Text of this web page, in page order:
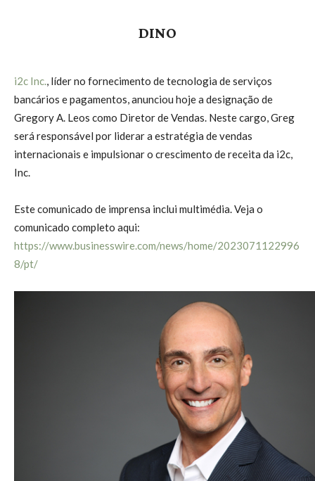
DINO
i2c Inc., líder no fornecimento de tecnologia de serviços
bancários e pagamentos, anunciou hoje a designação de
Gregory A. Leos como Diretor de Vendas. Neste cargo, Greg
será responsável por liderar a estratégia de vendas
internacionais e impulsionar o crescimento de receita da i2c,
Inc.
Este comunicado de imprensa inclui multimédia. Veja o
comunicado completo aqui:
https://www.businesswire.com/news/home/2023071122996
8/pt/